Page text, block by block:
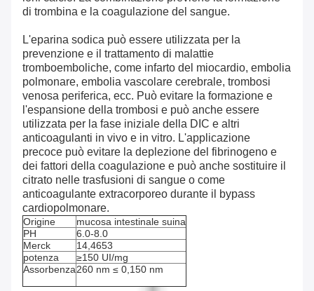
di trombina e la coagulazione del sangue.
L'eparina sodica può essere utilizzata per la
prevenzione e il trattamento di malattie
tromboemboliche, come infarto del miocardio, embolia
polmonare, embolia vascolare cerebrale, trombosi
venosa periferica, ecc. Può evitare la formazione e
l'espansione della trombosi e può anche essere
utilizzata per la fase iniziale della DIC e altri
anticoagulanti in vivo e in vitro. L'applicazione
precoce può evitare la deplezione del fibrinogeno e
dei fattori della coagulazione e può anche sostituire il
citrato nelle trasfusioni di sangue o come
anticoagulante extracorporeo durante il bypass
cardiopolmonare.
Origine
mucosa intestinale suina
PH
6.0-8.0
Merck
14,4653
potenza
≥150 UI/mg
Assorbenza260 nm ≤ 0,150 nm